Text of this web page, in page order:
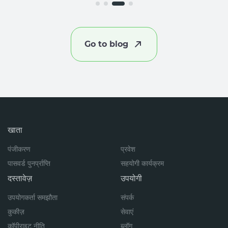
Go to blog
खाता
पंजीकरण
प्रवेश
पासवर्ड पुनर्प्राप्ति
सहयोगी कार्यक्रम
दस्तावेज़
उपयोगकर्ता समझौता
कुकीज़
कॉपीराइट नीति
उपयोगी
संपर्क
सेवाएं
ब्लॉग